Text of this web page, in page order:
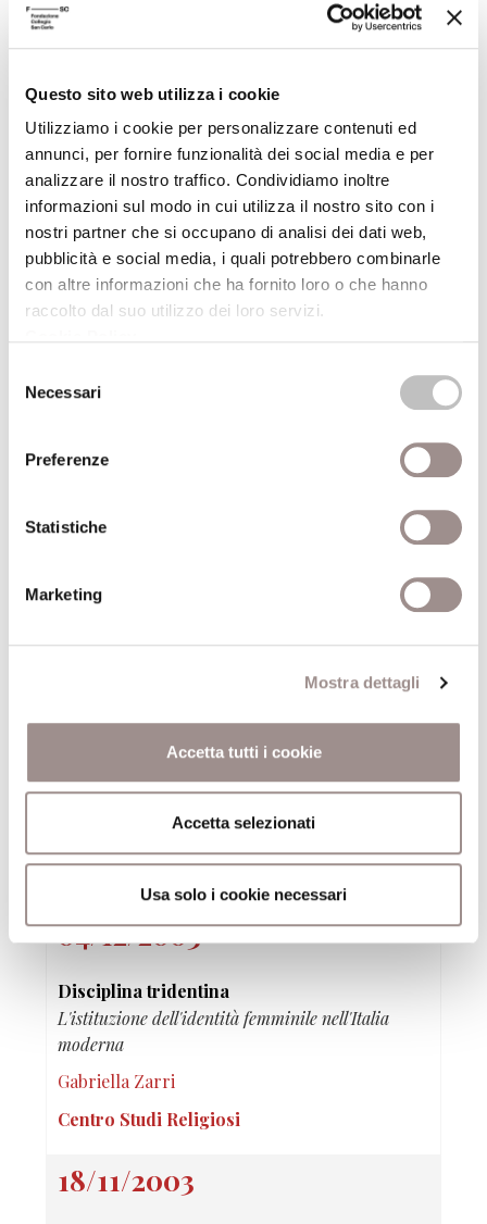
Questo sito web utilizza i cookie
Utilizziamo i cookie per personalizzare contenuti ed
annunci, per fornire funzionalità dei social media e per
analizzare il nostro traffico. Condividiamo inoltre
informazioni sul modo in cui utilizza il nostro sito con i
nostri partner che si occupano di analisi dei dati web,
pubblicità e social media, i quali potrebbero combinarle
con altre informazioni che ha fornito loro o che hanno
raccolto dal suo utilizzo dei loro servizi.
delNecessari
Preferenze
Statistiche
Marketing
Mostra dettagli
Accetta tutti i cookie
Accetta selezionati
Usa solo i cookie necessari
Torino 2002;* - I. Zilio-Grandi,
La Vierge
, in “Revue de l’histoire
(*) I titoli contrassegnati con l'asterisco sono disponibili, o in
corso di acquisizione, per la consultazione e il prestito presso
la Biblioteca della Fondazione Collegio San Carlo (lun.-ven. 9-
19)
Presso la sede della Biblioteca, dopo una settimana dalla data
della conferenza, è possibile ascoltarne la registrazione.
ALTRE CONFERENZE DEL CICLO
20/01/2004
Teologia in lingua materna
Luisa Muraro
Sentimenti religiosi
unitaria
Lucetta Scaraffia
Centro Studi Religiosi
04/12/2003
Disciplina tridentina
L'istituzione dell'identità femminile nell'Italia
moderna
Gabriella Zarri
Centro Studi Religiosi
18/11/2003